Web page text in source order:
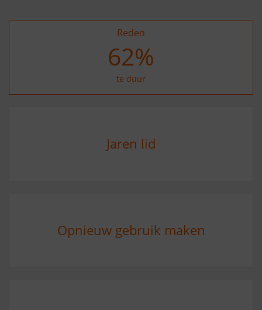
Reden
73%
te duur
Jaren lid
Opnieuw gebruik maken